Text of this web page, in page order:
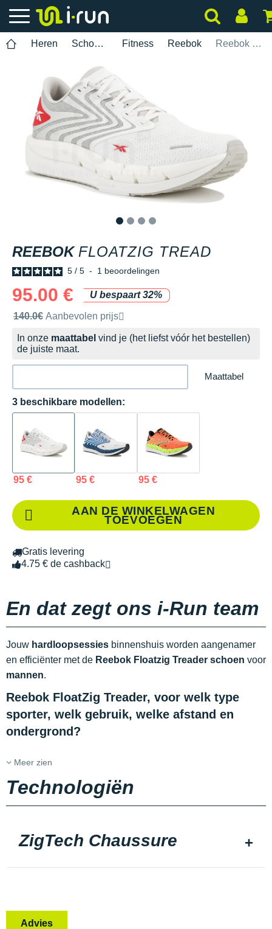
Heren Schoenen Fitness Reebok Reebok Floatzig Tread
REEBOK FLOATZIG TREAD
5 / 5 - 1 beoordelingen
95.00 €
U bespaart 32%
Door het merk aanbevolen verkoopprijs
140.0€ Aanbevolen prijs
In onze maattabel vind je (het liefst vóór het bestellen)
de juiste maat.
Maattabel
3 beschikbare modellen:
95 € 95 € 95 €
AAN DE WINKELWAGEN
TOEVOEGEN
Gratis levering
4.75 € de cashback
En dat zegt ons i-Run team
Jouw hardloopsessies binnenshuis worden aangenamer
en efficiënter met de Reebok Floatzig Treader schoen voor
mannen.
Reebok FloatZig Treader, voor welk type
sporter, welk gebruik, welke afstand en
ondergrond?
Meer zien
Technologiën
ZigTech Chaussure
Advies